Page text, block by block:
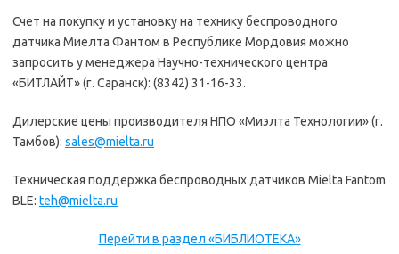
Счет на покупку и установку на технику беспроводного
датчика Миелта Фантом в Республике Мордовия можно
запросить у менеджера Научно-технического центра
«БИТЛАЙТ» (г. Саранск): (8342) 31-16-33.
Дилерские цены производителя НПО «Миэлта Технологии» (г.
Тамбов): sales@mielta.ru
Техническая поддержка беспроводных датчиков Mielta Fantom
BLE: teh@mielta.ru
Перейти в раздел «БИБЛИОТЕКА»